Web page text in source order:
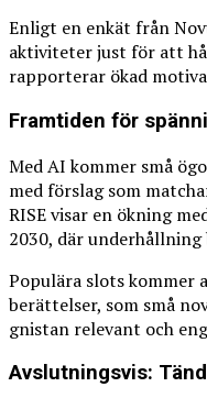
Enligt en enkät från
aktiviteter just för att
rapporterar ökad
Framtiden för
Med AI kommer små
med förslag som
RISE visar en ökning
2030, där
Populära slots kommer
berättelser, som små
gnistan relevant och
Avslutningsvis: